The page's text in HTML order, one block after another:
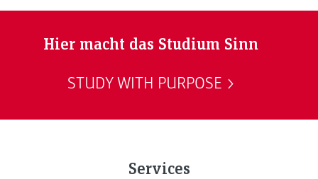
Hier macht das Studium Sinn
STUDY WITH PURPOSE
Services